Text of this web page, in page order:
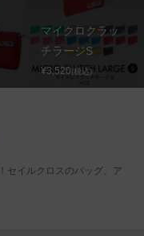
マイクロクラッ
チラージS
¥3,520(税込)
セイルクロスのバッグ、ア